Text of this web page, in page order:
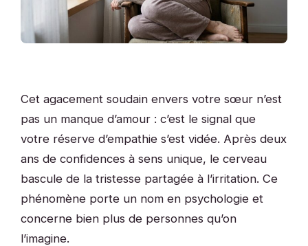
Cet agacement soudain envers votre sœur n’est
pas un manque d’amour : c’est le signal que
votre réserve d’empathie s’est vidée. Après deux
ans de confidences à sens unique, le cerveau
bascule de la tristesse partagée à l’irritation. Ce
phénomène porte un nom en psychologie et
concerne bien plus de personnes qu’on
l’imagine.